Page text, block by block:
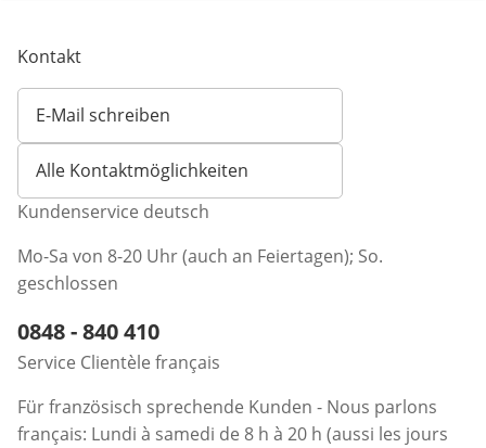
Kontakt
E-Mail schreiben
Öffnet E-Mail-Client
Alle Kontaktmöglichkeiten
Kundenservice deutsch
Mo-Sa von 8-20 Uhr (auch an Feiertagen); So.
geschlossen
Telefonnummer:
0848 - 840 410
Service Clientèle français
Für französisch sprechende Kunden - Nous parlons
français: Lundi à samedi de 8 h à 20 h (aussi les jours